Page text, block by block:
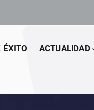
ÉXITO ACTUALIDAD